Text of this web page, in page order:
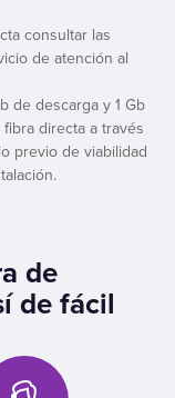
consultar las
de atención al
de descarga y 1 Gb
directa a través
previo de viabilidad
de
de fácil